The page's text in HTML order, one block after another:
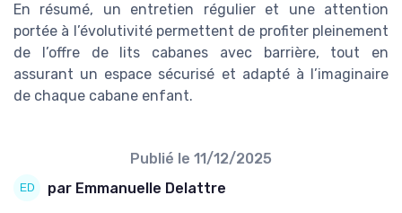
En résumé, un entretien régulier et une attention
portée à l’évolutivité permettent de profiter pleinement
de l’offre de lits cabanes avec barrière, tout en
assurant un espace sécurisé et adapté à l’imaginaire
de chaque cabane enfant.
Publié le 11/12/2025
par Emmanuelle Delattre